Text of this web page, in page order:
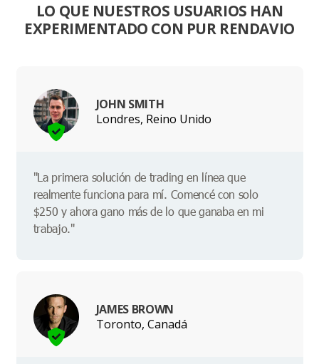
LO QUE NUESTROS USUARIOS HAN
EXPERIMENTADO CON PUR RENDAVIO
JOHN SMITH
Londres, Reino Unido
"La primera solución de trading en línea que
realmente funciona para mí. Comencé con solo
$250 y ahora gano más de lo que ganaba en mi
trabajo."
JAMES BROWN
Toronto, Canadá